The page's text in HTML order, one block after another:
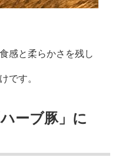
感と柔らかさを残し
です。
ーブ豚」に